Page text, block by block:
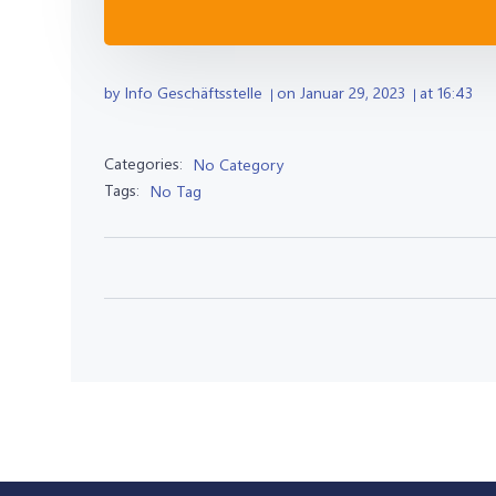
by Info Geschäftsstelle | on Januar 29, 2023 | at 16:43
Categories: No Category
Tags: No Tag